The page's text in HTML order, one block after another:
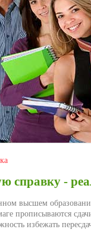
справку -
высшем
прописываются
избежать